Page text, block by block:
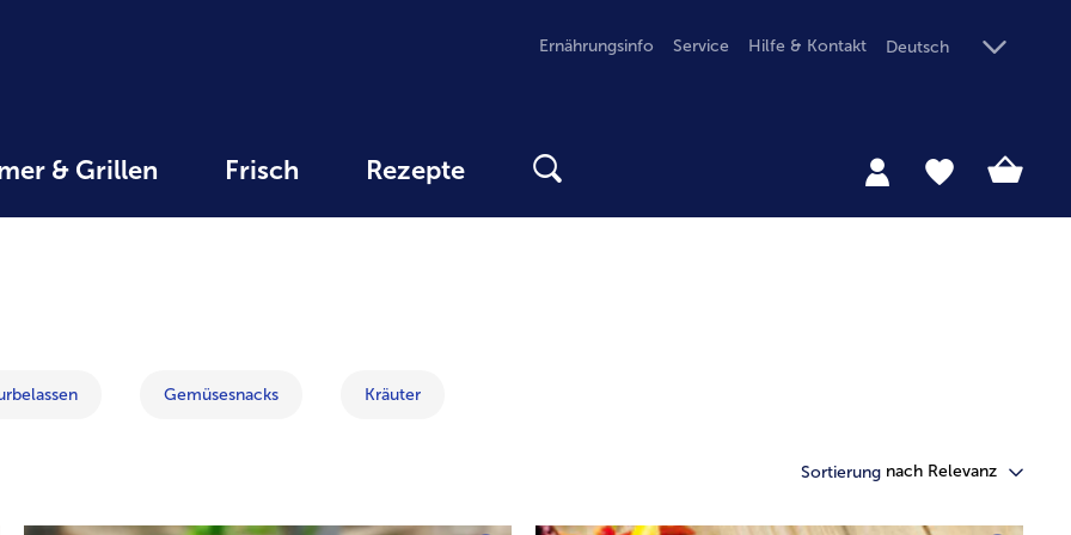
Ernährungsinfo Service Hilfe & Kontakt Deutsch
& Grillen Frisch Rezepte
Es
in
Gemüsesnacks Kräuter
Sortierung nach Relevanz